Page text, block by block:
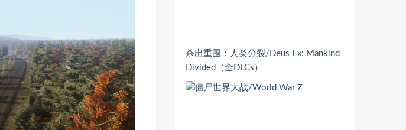
杀出重围：人类分裂/Deus Ex: Mankind
Divided（全DLCs）